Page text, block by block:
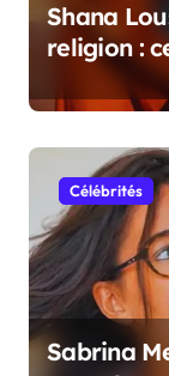
Shana
religion :
vraiment
Célébrités
Sabrina